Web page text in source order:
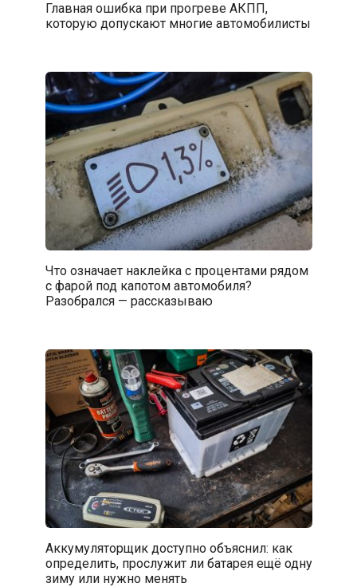
Главная ошибка при прогреве АКПП,
которую допускают многие автомобилисты
Что означает наклейка с процентами рядом
с фарой под капотом автомобиля?
Разобрался — рассказываю
Аккумуляторщик доступно объяснил: как
определить, прослужит ли батарея ещё одну
зиму или нужно менять